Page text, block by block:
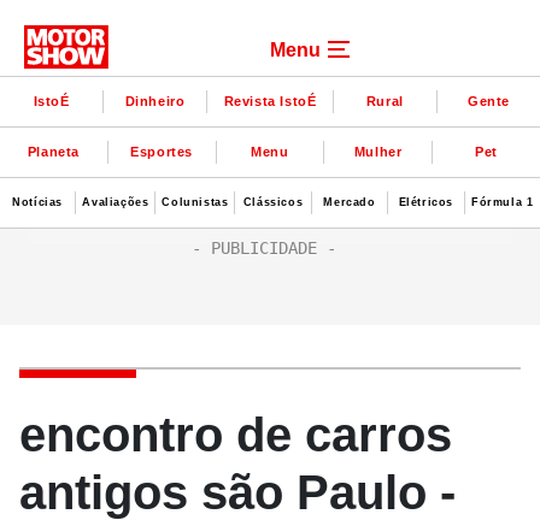
Menu
IstoÉ Dinheiro Revista IstoÉ Rural Gente
Planeta Esportes Menu Mulher Pet
Notícias Avaliações Colunistas Clássicos Mercado Elétricos Fórmula 1
encontro de carros
antigos são Paulo -